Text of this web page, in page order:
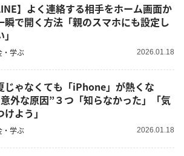
】よく連絡する相手をホーム画面か
瞬で開く方法「親のスマホにも設定し
・学ぶ 2026.01.18
じゃなくても「iPhone」が熱くな
外な原因”３つ「知らなかった」「気
けよう」
・学ぶ 2026.01.18